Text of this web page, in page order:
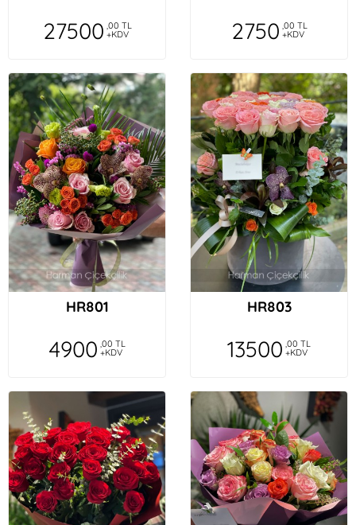
27500 ,00 TL
+KDV 2750 ,00 TL
+KDV
HR801
4900 ,00 TL
+KDV
HR803
13500 ,00 TL
+KDV